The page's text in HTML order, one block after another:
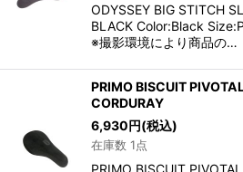
ODYSSEY BIG STITCH
BLACK Color:Black
※撮影環境により商品の…
PRIMO BISCUIT
CORDURAY
6,930円(税込)
在庫数 1点
PRIMO BISCUIT